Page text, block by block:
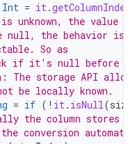
Int = it.getColumnIndex
the value
the behavior is
So as
if it's null before
The storage API
be locally known.
= if ( ! it. isNull(
the column stores
conversion